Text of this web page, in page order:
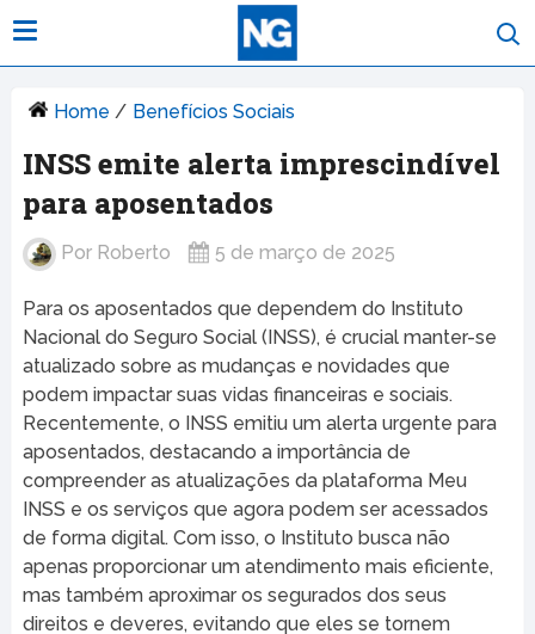
Home / Benefícios Sociais
INSS emite alerta imprescindível
para aposentados
Por Roberto 5 de março de 2025
Para os aposentados que dependem do Instituto
Nacional do Seguro Social (INSS), é crucial manter-se
atualizado sobre as mudanças e novidades que
podem impactar suas vidas financeiras e sociais.
Recentemente, o INSS emitiu um alerta urgente para
aposentados, destacando a importância de
compreender as atualizações da plataforma Meu
INSS e os serviços que agora podem ser acessados
de forma digital. Com isso, o Instituto busca não
apenas proporcionar um atendimento mais eficiente,
mas também aproximar os segurados dos seus
direitos e deveres, evitando que eles se tornem